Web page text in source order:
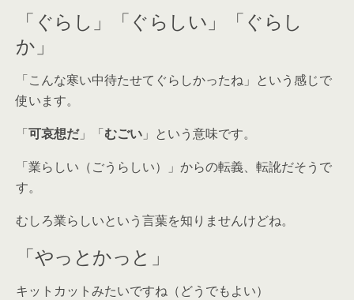
「ぐらし」「ぐらしい」「ぐらし
か」
「こんな寒い中待たせてぐらしかったね」という感じで
使います。
「可哀想だ」「むごい 」という意味です。
「業らしい（ごうらしい）」からの転義、転訛だそうで
す。
むしろ業らしいという言葉を知りませんけどね。
「やっとかっと」
キットカットみたいですね（どうでもよい）